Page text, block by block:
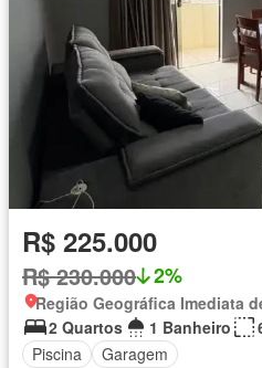
R$ 225.000
R$ 230.000 2%
Região Geográfica Imediata
2 Quartos
1 Banheiro
Piscina
Garagem